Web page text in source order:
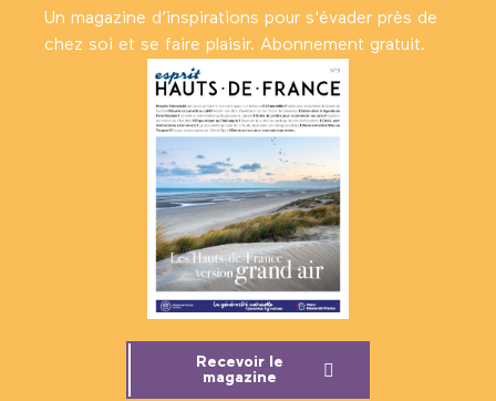
Un magazine d’inspirations pour s'évader près de
chez soi et se faire plaisir. Abonnement gratuit.
Recevoir le
magazine